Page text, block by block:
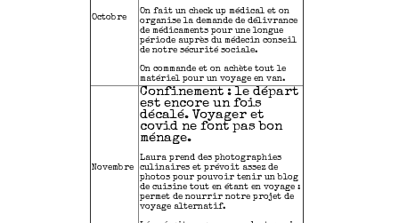
Octobre
On fait un check up médical et on
organise la demande de délivrance
de médicaments pour une longue
période auprès du médecin conseil
de notre sécurité sociale.
On commande et on achète tout le
matériel pour un voyage en van.
Novembre
Confinement : le départ
est encore un fois
décalé. Voyager et
covid ne font pas bon
ménage.
Laura prend des photographies
culinaires et prévoit assez de
photos pour pouvoir tenir un blog
de cuisine tout en étant en voyage :
permet de nourrir notre projet de
voyage alternatif.